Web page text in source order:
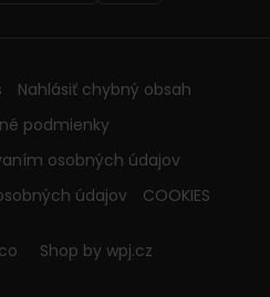
Nahlásiť chybný obsah
podmienky
osobných údajov
údajov
COOKIES
Shop by wpj.cz